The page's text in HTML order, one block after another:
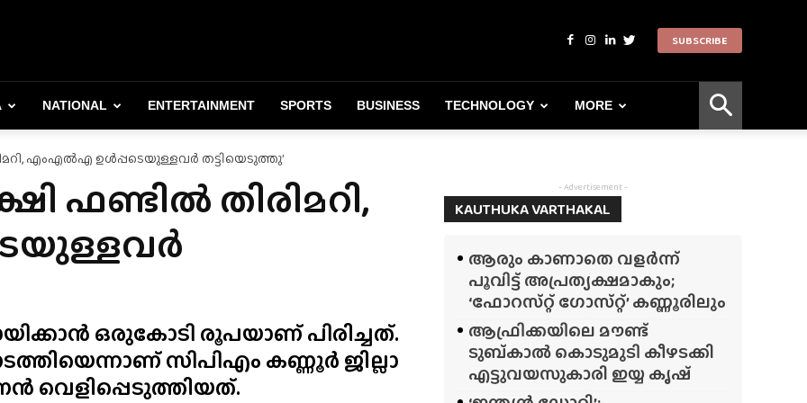
SUBSCRIBE
NATIONAL ENTERTAINMENT SPORTS BUSINESS TECHNOLOGY MORE
എംഎൽഎ ഉൾപ്പടെയുള്ളവർ തട്ടിയെടുത്തു’
ഫണ്ടിൽ തിരിമറി,
ഒരുകോടി രൂപയാണ് പിരിച്ചത്.
സിപിഎം കണ്ണൂർ ജില്ലാ
വെളിപ്പെടുത്തിയത്.
- Advertisement -
KAUTHUKA VARTHAKAL
ആരും കാണാതെ വളർന്ന്
പൂവിട്ട് അപ്രത്യക്ഷമാകും;
‘ഫോറസ്‌റ്റ്‌ ഗോസ്‌റ്റ്’ കണ്ണൂരിലും
ആഫ്രിക്കയിലെ മൗണ്ട്
ടുബ്‌കാൽ കൊടുമുടി കീഴടക്കി
എട്ടുവയസുകാരി ഇയ്യ കൃഷ്